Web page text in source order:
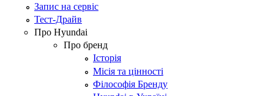
Запис на сервіс
Тест-Драйв
Про Hyundai
Про бренд
Історія
Місія та цінності
Філософія Бренду